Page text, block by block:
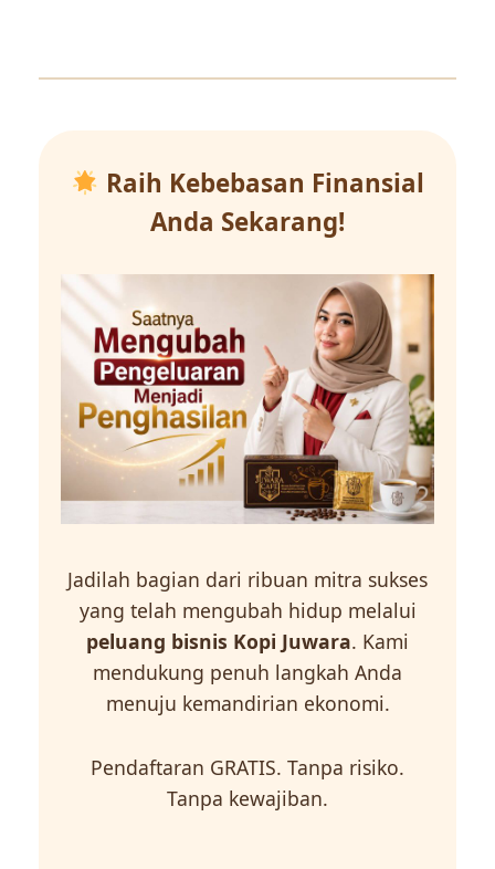
Raih Kebebasan Finansial
Anda Sekarang!
Jadilah bagian dari ribuan mitra sukses
yang telah mengubah hidup melalui
peluang bisnis Kopi Juwara. Kami
mendukung penuh langkah Anda
menuju kemandirian ekonomi.
Pendaftaran GRATIS. Tanpa risiko.
Tanpa kewajiban.